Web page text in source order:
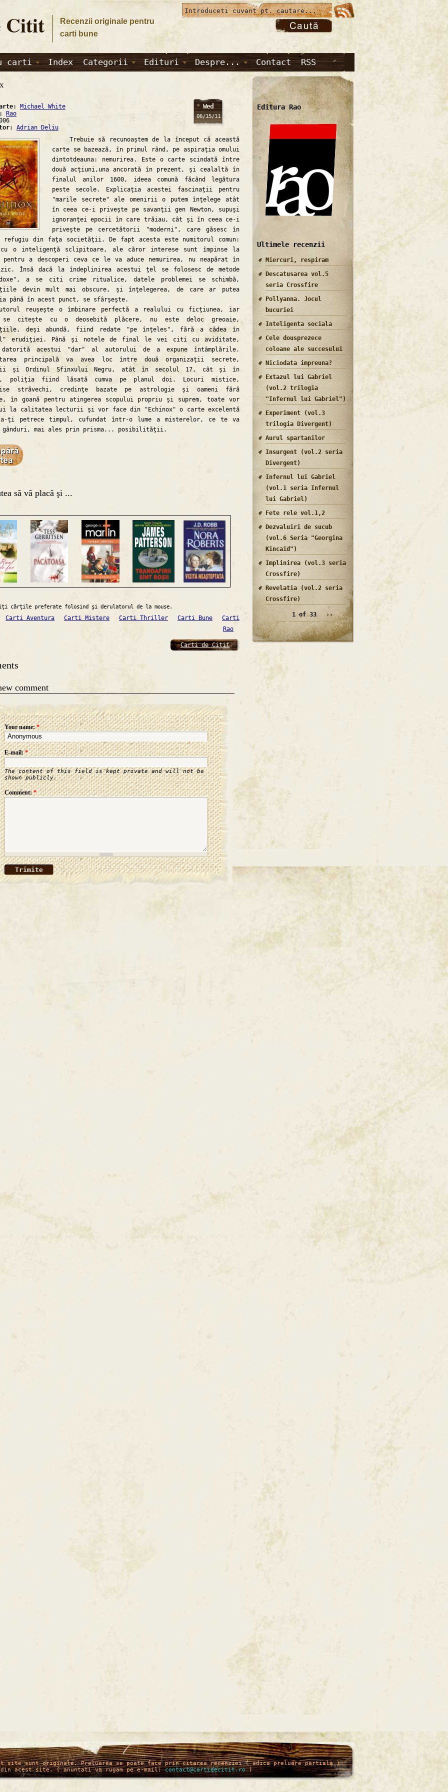
Citit
Recenzii originale pentru
carti bune
carti Index Categorii Edituri Despre... Contact RSS
Wed
06/15/11
Michael White
Rao
Adrian Deliu
Trebuie să recunoaştem de la început că această
carte se bazează, în primul rând, pe aspiraţia omului
dintotdeauna: nemurirea. Este o carte scindată între
două acţiuni,una ancorată în prezent, şi cealaltă în
finalul anilor 1600, ideea comună făcând legătura
peste secole. Explicaţia acestei fascinaţii pentru
"marile secrete" ale omenirii o putem înţelege atât
în ceea ce-i priveşte pe savanţii gen Newton, supuşi
ignoranţei epocii în care trăiau, cât şi în ceea ce-i
priveşte pe cercetătorii "moderni", care găsesc în
refugiu din faţa societăţii. De fapt acesta este numitorul comun:
cu o inteligenţă sclipitoare, ale căror interese sunt împinse la
pentru a descoperi ceva ce le va aduce nemurirea, nu neapărat în
Însă dacă la îndeplinirea acestui ţel se folosesc de metode
a se citi crime ritualice, datele problemei se schimbă,
devin mult mai obscure, şi înţelegerea, de care ar putea
până în acest punct, se sfârşeşte.
reuşeşte o îmbinare perfectă a realului cu ficţiunea, iar
se citeşte cu o deosebită plăcere, nu este deloc greoaie,
deşi abundă, fiind redate "pe înţeles", fără a cădea în
erudiţiei. Până şi notele de final le vei citi cu aviditate,
datorită acestui "dar" al autorului de a expune întâmplările.
principală va avea loc între două organizaţii secrete,
şi Ordinul Sfinxului Negru, atât în secolul 17, cât şi în
poliţia fiind lăsată cumva pe planul doi. Locuri mistice,
străvechi, credinţe bazate pe astrologie şi oameni fără
în goană pentru atingerea scopului propriu şi suprem, toate vor
la calitatea lecturii şi vor face din "Echinox" o carte excelentă
a-ţi petrece timpul, cufundat într-o lume a misterelor, ce te va
gânduri, mai ales prin prisma... posibilităţii.
să vă placă şi ...
cărţile preferate folosind şi derulatorul de la mouse.
Carti Aventura Carti Mistere Carti Thriller Carti Bune
Carti
Rao
Carti de Citit
comment
Your name:*
E-mail:*
The content of this field is kept private and will not be
shown publicly.
Comment:*
Editura Rao
Ultimele recenzii
Miercuri, respiram
Descatusarea vol.5
seria Crossfire
Pollyanna. Jocul
bucuriei
Inteligenta sociala
Cele dousprezece
coloane ale succesului
Niciodata impreuna?
Extazul lui Gabriel
(vol.2 trilogia
"Infernul lui Gabriel")
Experiment (vol.3
trilogia Divergent)
Aurul spartanilor
Insurgent (vol.2 seria
Divergent)
Infernul lui Gabriel
(vol.1 seria Infernul
lui Gabriel)
Fete rele vol.1,2
Dezvaluiri de sucub
(vol.6 Seria "Georgina
Kincaid")
Implinirea (vol.3 seria
Crossfire)
Revelatia (vol.2 seria
Crossfire)
1 of 33 ››
site sunt originale. Preluarea se poate face prin citarea recenziei ( adica preluare partiala )
acest site. ( anuntati va rugam pe e-mail:contact@cartidecitit.ro)